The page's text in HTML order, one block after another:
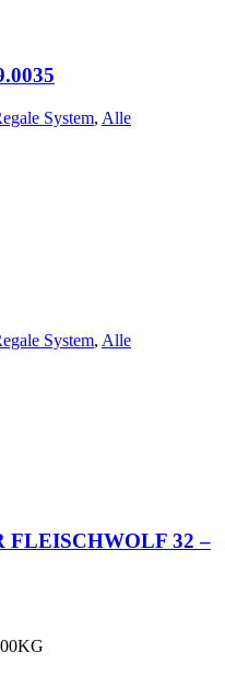
System, Alle
System, Alle
FLEISCHWOLF 32 –